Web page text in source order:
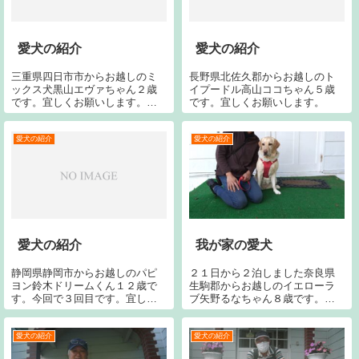
愛犬の紹介
三重県四日市市からお越しのミ
ックス犬黒山エヴァちゃん２歳
です。宜しくお願いします。埼
玉県東松山市からお越しのミッ
ｰとM･ﾀﾞｯｸｽ）６歳です。今回で
愛犬の紹介
長野県北佐久郡からお越しのト
イプードル高山ココちゃん５歳
です。宜しくお願いします。
愛犬の紹介
愛犬の紹介
静岡県静岡市からお越しのパピ
ヨン鈴木ドリームくん１２歳で
す。今回で３回目です。宜しく
お願いします。神奈川県横浜市
ハナちゃん１２歳です。今回で
２回目です。宜しくお願いしま
愛犬の紹介
我が家の愛犬
２１日から２泊しました奈良県
生駒郡からお越しのイエローラ
ブ矢野るなちゃん８歳です。今
シーズン２回目です。今回で３
します。
愛犬の紹介 愛犬の紹介